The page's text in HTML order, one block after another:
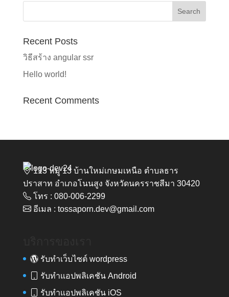
Recent Posts
วิธีสร้าง angular ssr
Hello world!
Recent Comments
113 หมู่ 13 บ้านใหม่เกษมเหนือ ตำบลธาร
ปราสาท อำเภอโนนสูง จังหวัดนครราชสีมา 30420
โทร : 080-006-2299
อีเมล : tossaporn.dev@gmail.com
รับทำเว็บไซต์ wordpress
รับทำแอปพลิเคชัน Android
รับทำแอปพลิเคชัน iOS